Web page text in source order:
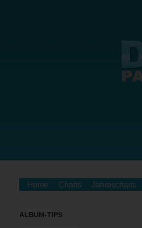
Home Charts Jahrescharts
ALBUM-TIPS